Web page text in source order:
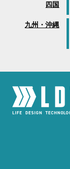
四国
九州・沖縄